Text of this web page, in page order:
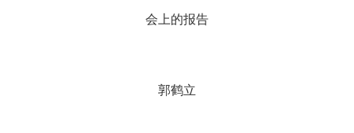
会上的报告
郭鹤立